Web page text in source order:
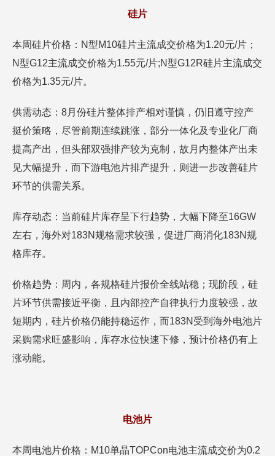
硅片
本周硅片价格：N型M10硅片主流成交价格为1.20元/片；
N型G12主流成交价格为1.55元/片;N型G12R硅片主流成交
价格为1.35元/片。
供需动态：8月份硅片整体排产相对谨慎，仍旧遵守控产
挺价策略，尽管前期连续跳涨，部分一体化及专业化厂商
提高产出，但头部双强排产较为克制，故月内整体产出未
见大幅提升，而下游电池片排产提升，则进一步改善硅片
环节的供需关系。
库存动态：当前硅片库存呈下行趋势，大幅下降至16GW
左右，海外对183N规格需求较强，促进厂商消化183N规
格库存。
价格趋势：周内，各规格硅片报价全线站稳；现阶段，硅
片环节供需接近平衡，且内部控产自律执行力度较强，故
短期内，硅片价格仍能持稳运作，而183N受到海外电池片
采购需求旺盛影响，库存水位快速下修，预计价格仍有上
涨动能。
电池片
本周电池片价格：M10单晶TOPCon电池主流成交价为0.2